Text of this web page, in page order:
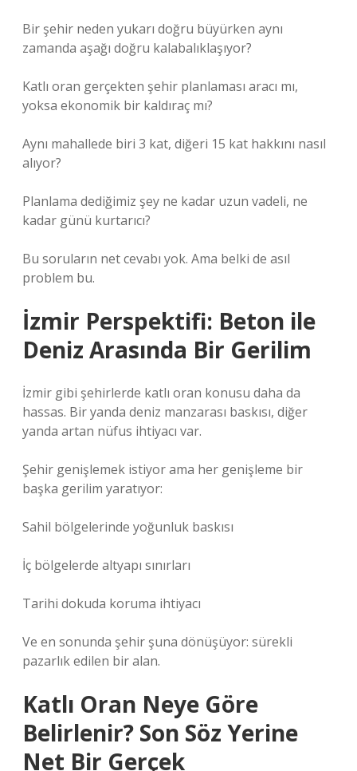
Bir şehir neden yukarı doğru büyürken aynı
zamanda aşağı doğru kalabalıklaşıyor?
Katlı oran gerçekten şehir planlaması aracı mı,
yoksa ekonomik bir kaldıraç mı?
Aynı mahallede biri 3 kat, diğeri 15 kat hakkını nasıl
alıyor?
Planlama dediğimiz şey ne kadar uzun vadeli, ne
kadar günü kurtarıcı?
Bu soruların net cevabı yok. Ama belki de asıl
problem bu.
İzmir Perspektifi: Beton ile
Deniz Arasında Bir Gerilim
İzmir gibi şehirlerde katlı oran konusu daha da
hassas. Bir yanda deniz manzarası baskısı, diğer
yanda artan nüfus ihtiyacı var.
Şehir genişlemek istiyor ama her genişleme bir
başka gerilim yaratıyor:
Sahil bölgelerinde yoğunluk baskısı
İç bölgelerde altyapı sınırları
Tarihi dokuda koruma ihtiyacı
Ve en sonunda şehir şuna dönüşüyor: sürekli
pazarlık edilen bir alan.
Katlı Oran Neye Göre
Belirlenir? Son Söz Yerine
Net Bir Gerçek